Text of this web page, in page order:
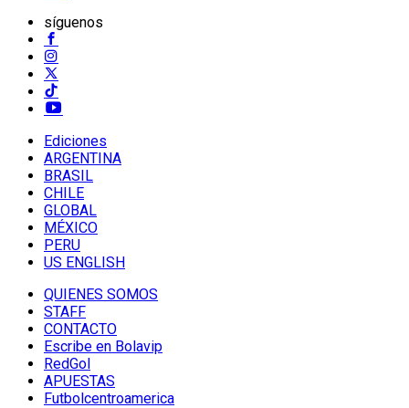
síguenos
Ediciones
ARGENTINA
BRASIL
CHILE
GLOBAL
MÉXICO
PERU
US ENGLISH
QUIENES SOMOS
STAFF
CONTACTO
Escribe en Bolavip
RedGol
APUESTAS
Futbolcentroamerica